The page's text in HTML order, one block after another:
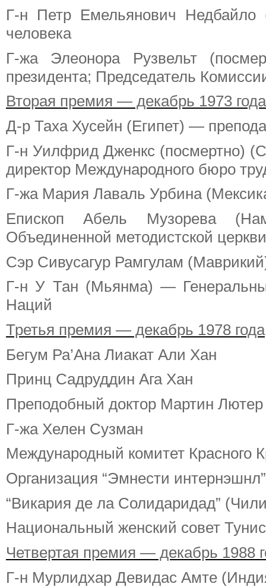
Г-н Петр Емельянович
человека
Г-жа Элеонора Рузвельт
президента; Председатель
Вторая премия — декабрь 1973 года
Д-р Таха Хусейн (Египет) —
Г-н Уилфрид Дженкс (посмертно)
директор Международного бюро
Г-жа Мария Лаваль Урбина
Епископ Абель Музорева
Объединенной методистской церкви
Сэр Сивусагур Рамгулам
Г-н У Тан (Мьянма) —
Наций
Третья премия — декабрь 1978 года
Бегум Ра’Ана Лиакат Али Хан
Принц Садруддин Ага Хан
Преподобный доктор Мартин
Г-жа Хелен Сузман
Международный комитет Красного
Организация “Эмнести интернэшнл”
“Викария де ла Солидаридад”
Национальный женский совет
Четвертая премия — декабрь 1988
Г-н Мурлидхар Девидас Амте